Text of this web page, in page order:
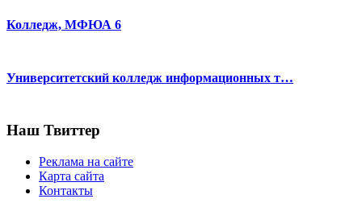
Колледж, МФЮА 6
Университетский колледж информационных т…
Наш Твиттер
Реклама на сайте
Карта сайта
Контакты